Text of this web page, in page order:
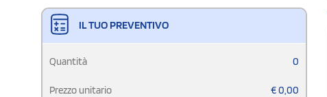
IL TUO PREVENTIVO
Quantità 0
Prezzo unitario €0,00